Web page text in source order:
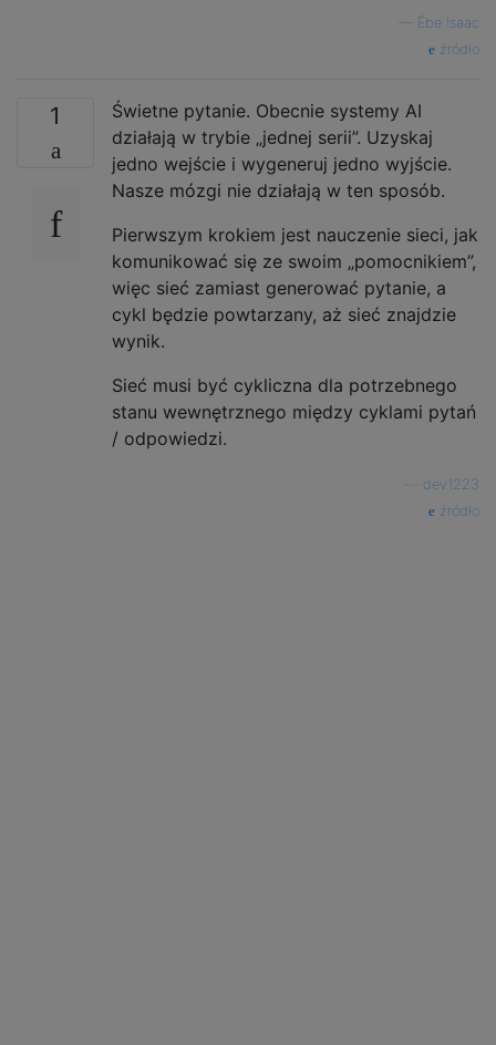
Ébe Isaac
źródło
1
Świetne pytanie. Obecnie systemy AI
działają w trybie „jednej serii”. Uzyskaj
jedno wejście i wygeneruj jedno wyjście.
Nasze mózgi nie działają w ten sposób.
Pierwszym krokiem jest nauczenie sieci, jak
komunikować się ze swoim „pomocnikiem”,
więc sieć zamiast generować pytanie, a
cykl będzie powtarzany, aż sieć znajdzie
wynik.
Sieć musi być cykliczna dla potrzebnego
stanu wewnętrznego między cyklami pytań
/ odpowiedzi.
dev1223
źródło